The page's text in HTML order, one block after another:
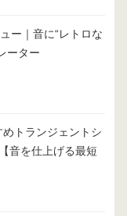
ー｜音に“レトロな
ーター
トランジェントシ
音を仕上げる最短